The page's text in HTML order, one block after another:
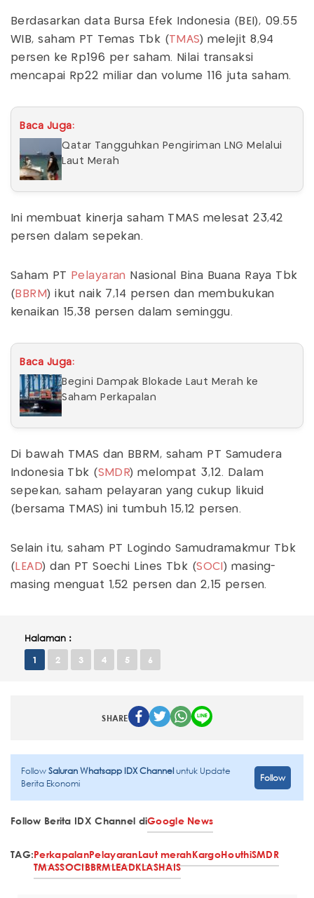
Berdasarkan data Bursa Efek Indonesia (BEI), 09.55
WIB, saham PT Temas Tbk (TMAS) melejit 8,94
persen ke Rp196 per saham. Nilai transaksi
mencapai Rp22 miliar dan volume 116 juta saham.
Baca Juga:
Qatar Tangguhkan Pengiriman LNG Melalui
Laut Merah
Ini membuat kinerja saham TMAS melesat 23,42
persen dalam sepekan.
Saham PT Pelayaran
Nasional Bina Buana Raya Tbk
( BBRM ) ikut naik 7,14 persen dan membukukan
kenaikan 15,38 persen dalam seminggu.
Baca Juga:
Begini Dampak Blokade Laut Merah ke
Saham Perkapalan
Di bawah TMAS dan BBRM, saham PT Samudera
Indonesia Tbk (SMDR) melompat 3,12. Dalam
sepekan, saham pelayaran yang cukup likuid
(bersama TMAS) ini tumbuh 15,12 persen.
Selain itu, saham PT Logindo Samudramakmur Tbk
( LEAD) dan PT Soechi Lines Tbk (SOCI ) masing-
masing menguat 1,52 persen dan 2,15 persen.
Halaman :
1 2 3 4 5 6
SHARE
FollowSaluran Whatsapp IDX Channeluntuk Update
Berita Ekonomi
Follow
Follow Berita IDX Channel diGoogle News
TAG:PerkapalanPelayaranLaut merahKargoHouthiSMDR
TMASSOCIBBRMLEADKLASHAIS